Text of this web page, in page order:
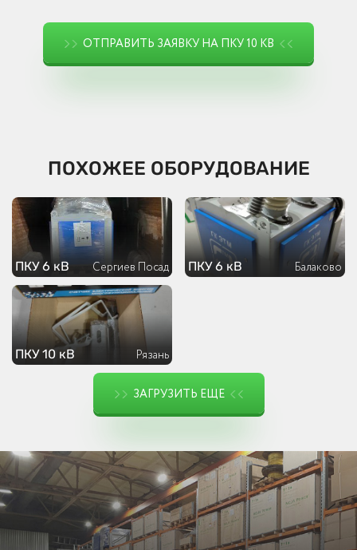
ОТПРАВИТЬ ЗАЯВКУ НА ПКУ 10 КВ
ПОХОЖЕЕ ОБОРУДОВАНИЕ
ПКУ 6 кВ Сергиев Посад ПКУ 6 кВ Балаково
ПКУ 10 кВ Рязань
ЗАГРУЗИТЬ ЕЩЕ